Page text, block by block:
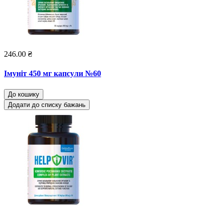
246.00 ₴
Імуніт 450 мг капсули №60
До кошику
Додати до списку бажань